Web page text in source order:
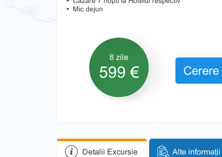
• Mic dejun
8 zile
599 €
Detalii Excursie Alte informații